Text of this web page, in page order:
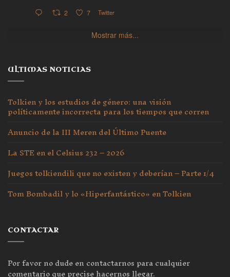
2 7 Twitter
Mostrar más...
ULTIMAS NOTICIAS
Tolkien y los estudios de género: una visión
políticamente incorrecta para los tiempos que corren
Anuncio de la III Meren del Último Puente
La STE en el Celsius 232 – 2026
Juegos tolkiendili que no existen y deberían – Parte 1/4
Tom Bombadil y lo «Hiperfantástico» en Tolkien
CONTACTAR
Por favor no dude en contactarnos para cualquier
comentario que precise hacernos llegar.